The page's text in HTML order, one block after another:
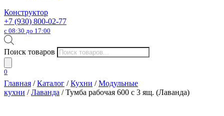
Конструктор
+7 (930) 800-02-77
с 08:30 до 17:00
Поиск товаров
0
Главная /Каталог /Кухни /Модульные
кухни /Лаванда / Тумба рабочая 600 с 3 ящ. (Лаванда)